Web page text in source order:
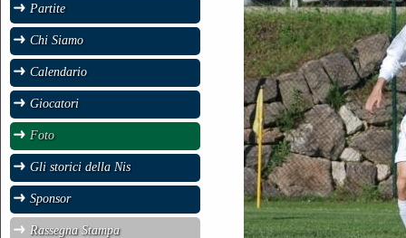
Partite
Chi Siamo
Calendario
Giocatori
Foto
Gli storici della Nis
Sponsor
Rassegna Stampa